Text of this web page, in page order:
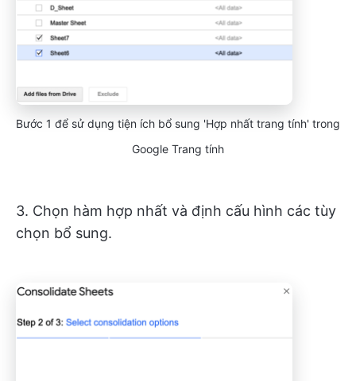
Bước 1 để sử dụng tiện ích bổ sung 'Hợp nhất trang tính' trong
Google Trang tính
3. Chọn hàm hợp nhất và định cấu hình các tùy
chọn bổ sung.